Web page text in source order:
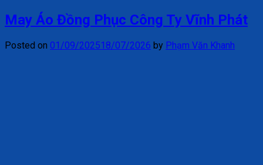
May Áo Đồng Phục Công Ty Vĩnh Phát
Posted on 01/09/202518/07/2026 by Phạm Văn Khanh